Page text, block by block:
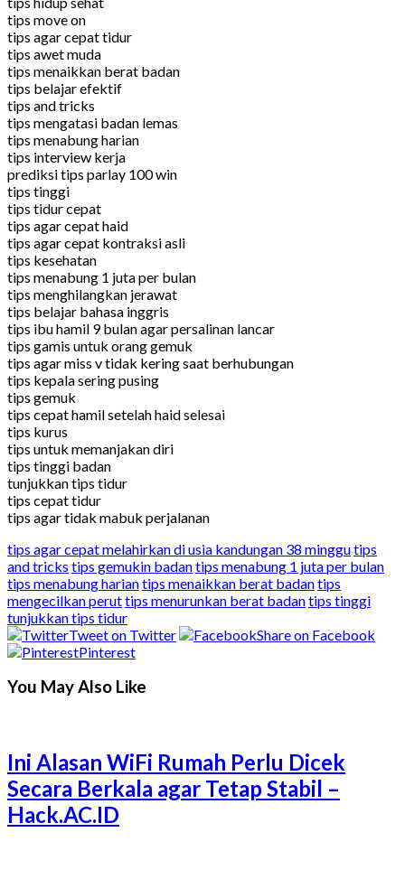
tips move on
tips agar cepat tidur
tips awet muda
tips menaikkan berat badan
tips belajar efektif
tips and tricks
tips mengatasi badan lemas
tips menabung harian
tips interview kerja
prediksi tips parlay 100 win
tips tinggi
tips tidur cepat
tips agar cepat haid
tips agar cepat kontraksi asli
tips kesehatan
tips menabung 1 juta per bulan
tips menghilangkan jerawat
tips belajar bahasa inggris
tips ibu hamil 9 bulan agar persalinan lancar
tips gamis untuk orang gemuk
tips agar miss v tidak kering saat berhubungan
tips kepala sering pusing
tips gemuk
tips cepat hamil setelah haid selesai
tips kurus
tips untuk memanjakan diri
tips tinggi badan
tunjukkan tips tidur
tips cepat tidur
tips agar tidak mabuk perjalanan
tips agar cepat melahirkan di usia kandungan 38 minggutips
and tricks tips gemukin badantips menabung 1 juta per bulan
tips menabung hariantips menaikkan berat badantips
mengecilkan peruttips menurunkan berat badantips tinggi
tunjukkan tips tidur
Tweet on Twitter
Share on Facebook
Pinterest
You May Also Like
Ini Alasan WiFi Rumah Perlu Dicek
Secara Berkala agar Tetap Stabil –
Hack.AC.ID